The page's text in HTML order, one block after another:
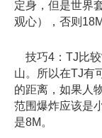
定身，但是世界
观心），否则
技巧4：TJ比较
山。所以在TJ有
的距离，如果人
范围爆炸应该是
是8M。